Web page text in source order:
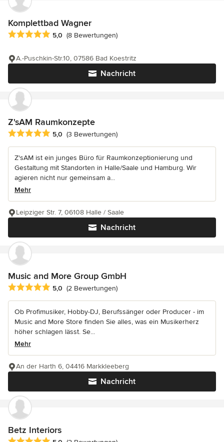
Komplettbad Wagner
Durchschnittliche Bewertung: 5 von 5 Sternen
5,0 (8 Bewertungen)
Nachricht
A.-Puschkin-Str.10, 07586 Bad Koestritz
Z'sAM Raumkonzepte
Durchschnittliche Bewertung: 5 von 5 Sternen
5,0 (3 Bewertungen)
Z'sAM ist ein junges Büro für Raumkonzeptionierung und
Gestaltung mit Standorten in Halle/Saale und Hamburg. Wir
agieren nicht nur gemeinsam a...
Mehr
Nachricht
Leipziger Str. 7, 06108 Halle / Saale
Music and More Group GmbH
Durchschnittliche Bewertung: 5 von 5 Sternen
5,0 (2 Bewertungen)
Ob Profimusiker, Hobby-DJ, Berufssänger oder Producer - im
Music and More Store finden Sie alles, was ein Musikerherz
höher schlagen lässt. Se...
Mehr
Nachricht
An der Harth 6, 04416 Markkleeberg
Betz Interiors